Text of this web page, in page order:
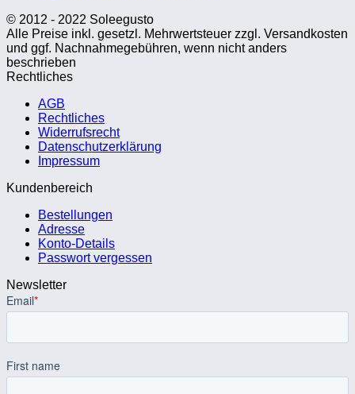
© 2012 - 2022 Soleegusto
Alle Preise inkl. gesetzl. Mehrwertsteuer zzgl. Versandkosten
und ggf. Nachnahmegebühren, wenn nicht anders
beschrieben
Rechtliches
AGB
Rechtliches
Widerrufsrecht
Datenschutzerklärung
Impressum
Kundenbereich
Bestellungen
Adresse
Konto-Details
Passwort vergessen
Newsletter